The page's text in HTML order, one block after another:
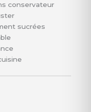
conservateur
sucrées